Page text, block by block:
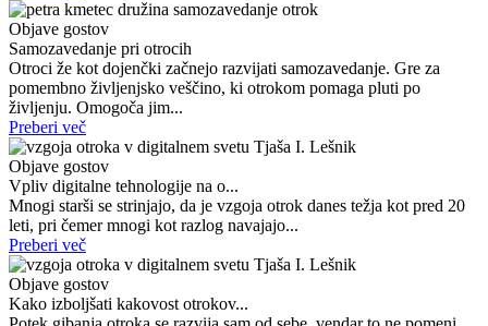
Objave gostov
Samozavedanje pri otrocih
Otroci že kot dojenčki začnejo razvijati samozavedanje. Gre za
pomembno življenjsko veščino, ki otrokom pomaga pluti po
življenju. Omogoča jim...
Preberi več
Objave gostov
Vpliv digitalne tehnologije na o...
Mnogi starši se strinjajo, da je vzgoja otrok danes težja kot pred 20
leti, pri čemer mnogi kot razlog navajajo...
Preberi več
Objave gostov
Kako izboljšati kakovost otrokov...